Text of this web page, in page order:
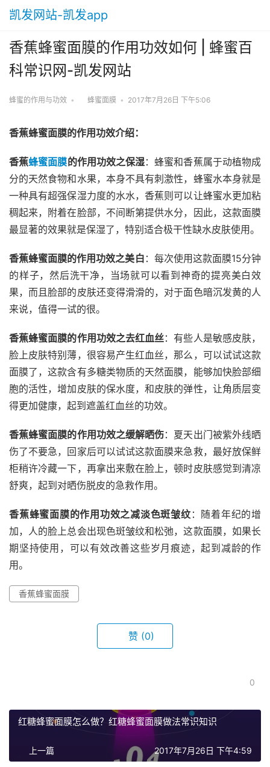
凯发网站-凯发app
香蕉蜂蜜面膜的作用功效如何 | 蜂蜜百
科常识网-凯发网站
蜂蜜的作用与功效 • 蜂蜜面膜 • 2017年7月26日 下午5:06
香蕉蜂蜜面膜的作用功效介绍：
香蕉蜂蜜面膜的作用功效之保湿：蜂蜜和香蕉属于动植物成
分的天然食物和水果，本身不具有刺激性，蜂蜜水本身就是
一种具有超强保湿力度的水水，香蕉则可以让蜂蜜水更加粘
稠起来，附着在脸部，不间断第提供水分，因此，这款面膜
最显著的效果就是保湿了，特别适合极干性缺水皮肤使用。
香蕉蜂蜜面膜的作用功效之美白 ：每次使用这款面膜15分钟
的样子，然后洗干净，当场就可以看到神奇的提亮美白效
果，而且脸部的皮肤还变得滑滑的，对于面色暗沉发黄的人
来说，值得一试的很。
香蕉蜂蜜面膜的作用功效之去红血丝：有些人是敏感皮肤，
脸上皮肤特别薄，很容易产生红血丝，那么，可以试试这款
面膜了，这款含有多糖类物质的天然面膜，能够加快脸部细
胞的活性，增加皮肤的保水度，和皮肤的弹性，让角质层变
得更加健康，起到遮盖红血丝的功效。
香蕉蜂蜜面膜的作用功效之缓解晒伤：夏天出门被紫外线晒
伤了不要急，回家后可以试试这款面膜来急救，最好放保鲜
柜稍许冷藏一下，再拿出来敷在脸上，顿时皮肤感觉到清凉
舒爽，起到对晒伤脱皮的急救作用。
香蕉蜂蜜面膜的作用功效之减淡色斑皱纹 ：随着年纪的增
加，人的脸上总会出现色斑皱纹和松弛，这款面膜，如果长
期坚持使用，可以有效改善这些岁月痕迹，起到减龄的作
用。
香蕉蜂蜜面膜
赞 (0)
0
红糖蜂蜜面膜怎么做？红糖蜂蜜面膜做法常识知识
上一篇 2017年7月26日 下午4:59